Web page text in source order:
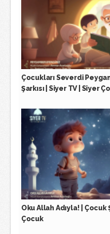
Çocukları Severdi
Şarkısı | Siyer TV | Siyer
Oku Allah Adıyla! | Çocuk
Çocuk